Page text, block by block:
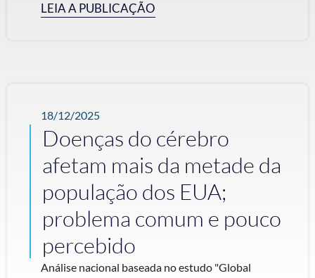
LEIA A PUBLICAÇÃO
18/12/2025
Doenças do cérebro
afetam mais da metade da
população dos EUA;
problema comum e pouco
percebido
Análise nacional baseada no estudo "Global